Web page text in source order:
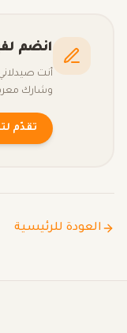
انضم
أنت
وشارك
تقدّم
العودة للرئيسية